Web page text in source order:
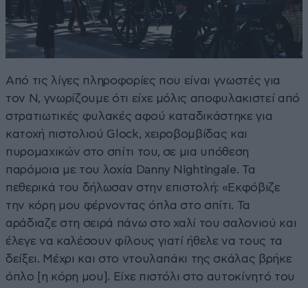
Από τις λίγες πληροφορίες που είναι γνωστές για
τον Ν, γνωρίζουμε ότι είχε μόλις αποφυλακιστεί από
στρατιωτικές φυλακές αφού καταδικάστηκε για
κατοχή πιστολιού Glock, χειροβομβίδας και
πυρομαχικών στο σπίτι του, σε μια υπόθεση
παρόμοια με του λοχία Danny Nightingale. Τα
πεθερικά του δήλωσαν στην επιστολή: «Εκφόβιζε
την κόρη μου φέρνοντας όπλα στο σπίτι. Τα
αράδιαζε στη σειρά πάνω στο χαλί του σαλονιού και
έλεγε να καλέσουν φίλους γιατί ήθελε να τους τα
δείξει. Μέχρι και στο ντουλαπάκι της σκάλας βρήκε
όπλο [η κόρη μου]. Είχε πιστόλι στο αυτοκίνητό του